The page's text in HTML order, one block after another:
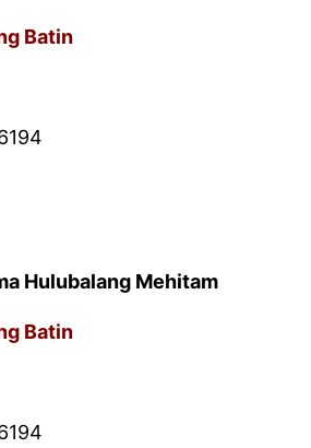
Batin
Hulubalang Mehitam
Batin